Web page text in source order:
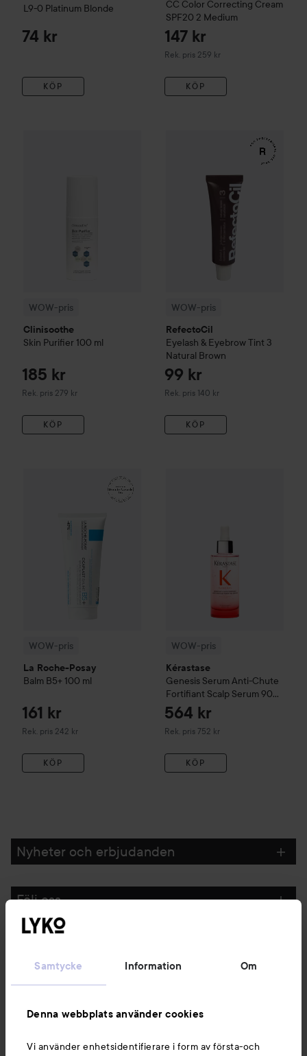
Samtycke Information Om
Denna webbplats använder cookies
Vi använder enhetsidentifierare i form av första-och
L9-0 Platinum Blonde
74 kr
KÖP
CC Color Correcting Cream
SPF20 2 Medium
147 kr
Rek. pris 259 kr
Rekommenderat pris 259 kr
KÖP
WOW-pris
Clinisoothe
Skin Purifier 100 ml
185 kr
Rek. pris 279 kr
Rekommenderat pris 279 kr
KÖP
Rekommenderat pris 279 kr
WOW-pris
RefectoCil
Eyelash & Eyebrow Tint 3
Natural Brown
99 kr
Rek. pris 140 kr
Rekommenderat pris 140 kr
KÖP
RefectoCilEyelash
WOW-pris
La Roche-Posay
Balm B5+ 100 ml
161 kr
Rek. pris 242 kr
Rekommenderat pris 242 kr
KÖP
La Roche-Posay
WOW-pris
Kérastase
Genesis Serum Anti-Chute
Fortifiant Scalp Serum90
ml
564 kr
Rek. pris 752 kr
Rekommenderat pris 752 kr
KÖP
Nyheter och erbjudanden
Följ oss
Du kanske också gillar